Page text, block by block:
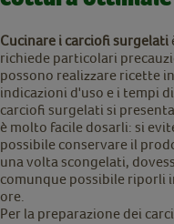
Cucinare i carciofi surgelati
richiede particolari
possono realizzare ricette
indicazioni d'uso e i tempi
carciofi surgelati si
è molto facile dosarli: si
possibile conservare il
una volta scongelati,
comunque possibile riporli
ore.
Per la preparazione dei